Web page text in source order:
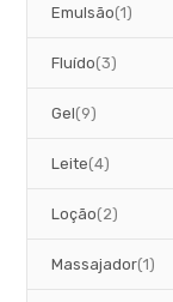
Emulsão 1
artigo
Fluído 3
artigos
Gel 9
artigos
Leite 4
artigos
Loção 2
artigos
Massajador 1
artigo